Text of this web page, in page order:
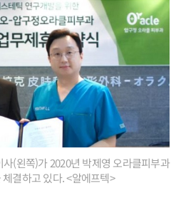
(왼쪽)가 2020년 박제영 오라클피부과
결하고 있다. <알에프텍>